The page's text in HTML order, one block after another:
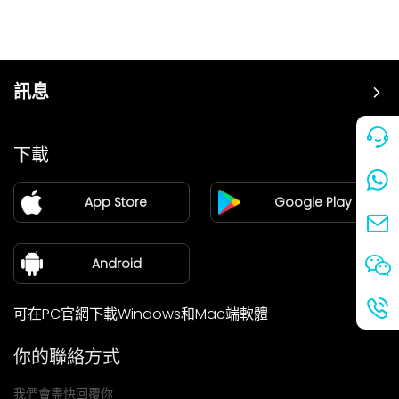
訊息
價格
加盟
新聞中心
關於我們
下載
App Store Google Play
Android
可在PC官網下載Windows和Mac端軟體
你的聯絡方式
我們會盡快回覆你